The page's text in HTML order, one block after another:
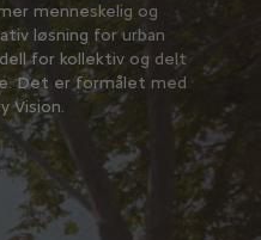
menneskelig og
løsning for urban
for kollektiv og delt
Det er formålet med
Vision.